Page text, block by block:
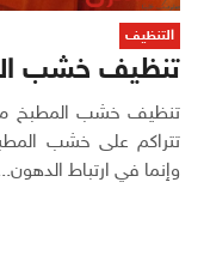
التنظيف
تنظيف خشب
تنظيف خشب المطبخ من
تتراكم على خشب
وإنما في ارتباط